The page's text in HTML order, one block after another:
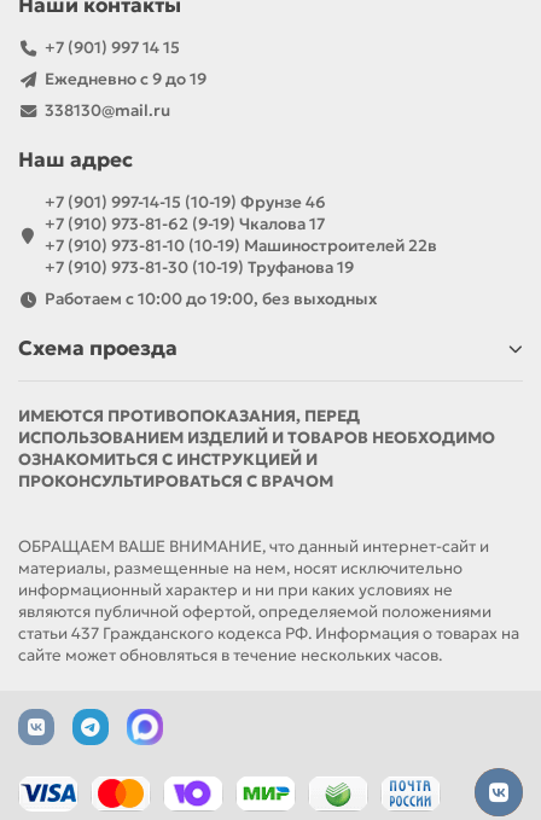
Наши контакты
+7 (901) 997 14 15
Ежедневно с 9 до 19
338130@mail.ru
Наш адрес
+7 (901) 997-14-15 (10-19) Фрунзе 46
+7 (910) 973-81-62 (9-19) Чкалова 17
+7 (910) 973-81-10 (10-19) Машиностроителей 22в
+7 (910) 973-81-30 (10-19) Труфанова 19
Работаем с 10:00 до 19:00, без выходных
Схема проезда
ИМЕЮТСЯ ПРОТИВОПОКАЗАНИЯ, ПЕРЕД
ИСПОЛЬЗОВАНИЕМ ИЗДЕЛИЙ И ТОВАРОВ НЕОБХОДИМО
ОЗНАКОМИТЬСЯ С ИНСТРУКЦИЕЙ И
ПРОКОНСУЛЬТИРОВАТЬСЯ С ВРАЧОМ
ОБРАЩАЕМ ВАШЕ ВНИМАНИЕ, что данный интернет-сайт и
материалы, размещенные на нем, носят исключительно
информационный характер и ни при каких условиях не
являются публичной офертой, определяемой положениями
статьи 437 Гражданского кодекса РФ. Информация о товарах на
сайте может обновляться в течение нескольких часов.